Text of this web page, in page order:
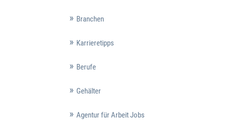
Branchen
Karrieretipps
Berufe
Gehälter
Agentur für Arbeit Jobs